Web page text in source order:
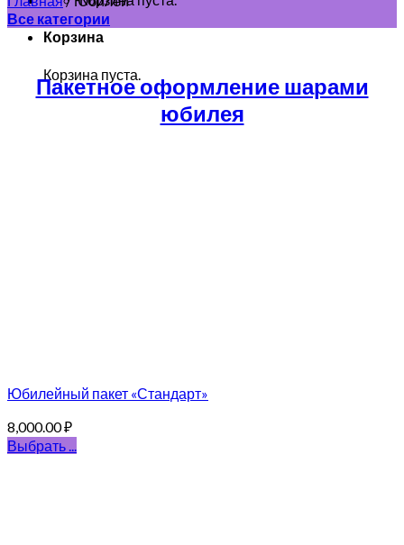
Корзина
Корзина пуста.
Все категории
Пакетное оформление шарами
юбилея
Юбилейный пакет «Стандарт»
8,000.00₽
Выбрать ...